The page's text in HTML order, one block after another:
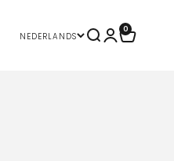
Nederlands Zoeken
0